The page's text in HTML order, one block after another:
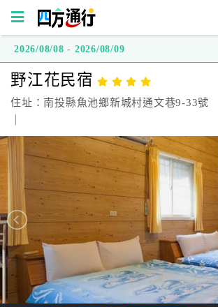
方
通
訂
灣
訂
房
直
2026/08/08 - 2026/08/09
野江花民宿
住址：南投縣魚池鄉新城村通文巷9-33號